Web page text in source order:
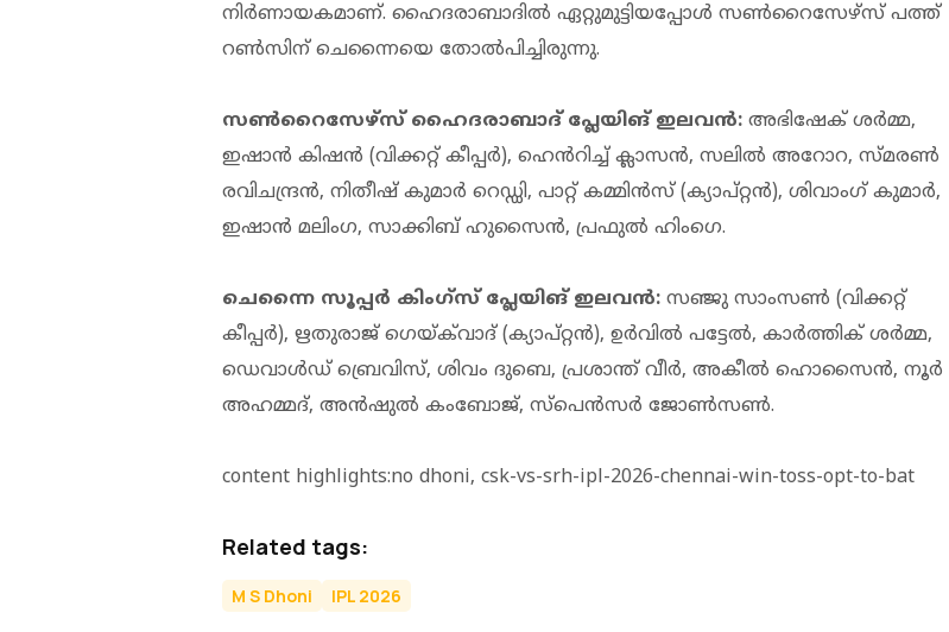
നിർണായകമാണ്. ഹൈദരാബാദിൽ ഏറ്റുമുട്ടിയപ്പോൾ സൺറൈസേഴ്സ് പത്ത്
റൺസിന് ചെന്നൈയെ തോൽപിച്ചിരുന്നു.
സൺറൈസേഴ്‌സ് ഹൈദരാബാദ് പ്ലേയിങ് ഇലവൻ: അഭിഷേക് ശർമ്മ,
ഇഷാൻ കിഷൻ (വിക്കറ്റ് കീപ്പർ), ഹെൻറിച്ച് ക്ലാസൻ, സലിൽ അറോറ, സ്മരൺ
രവിചന്ദ്രൻ, നിതീഷ് കുമാർ റെഡ്ഡി, പാറ്റ് കമ്മിൻസ് (ക്യാപ്റ്റൻ), ശിവാംഗ് കുമാർ,
ഇഷാൻ മലിംഗ, സാക്കിബ് ഹുസൈൻ, പ്രഫുൽ ഹിംഗെ.
ചെന്നൈ സൂപ്പർ കിംഗ്സ് പ്ലേയിങ് ഇലവൻ: സഞ്ജു സാംസൺ (വിക്കറ്റ്
കീപ്പർ), ഋതുരാജ് ഗെയ്‌ക്‌വാദ് (ക്യാപ്റ്റൻ), ഉർവിൽ പട്ടേൽ, കാർത്തിക് ശർമ്മ,
ഡെവാൾഡ് ബ്രെവിസ്, ശിവം ദുബെ, പ്രശാന്ത് വീർ, അകീൽ ഹൊസൈൻ, നൂർ
അഹമ്മദ്, അൻഷുൽ കംബോജ്, സ്പെൻസർ ജോൺസൺ.
content highlights:no dhoni, csk-vs-srh-ipl-2026-chennai-win-toss-opt-to-bat
Related tags:
M S Dhoni IPL 2026